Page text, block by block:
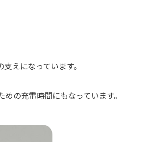
えになっています。
の充電時間にもなっています。